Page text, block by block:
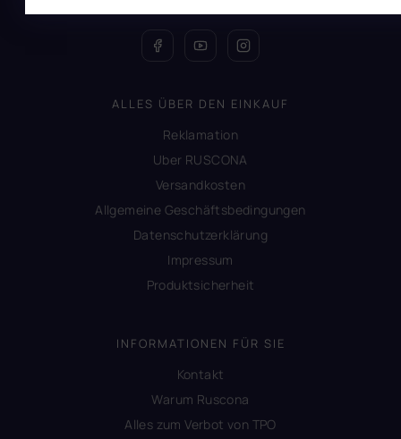
ALLES ÜBER DEN EINKAUF
Reklamation
Uber RUSCONA
Versandkosten
Allgemeine Geschäftsbedingungen
Datenschutzerklärung
Impressum
Produktsicherheit
INFORMATIONEN FÜR SIE
Kontakt
Warum Ruscona
Alles zum Verbot von TPO